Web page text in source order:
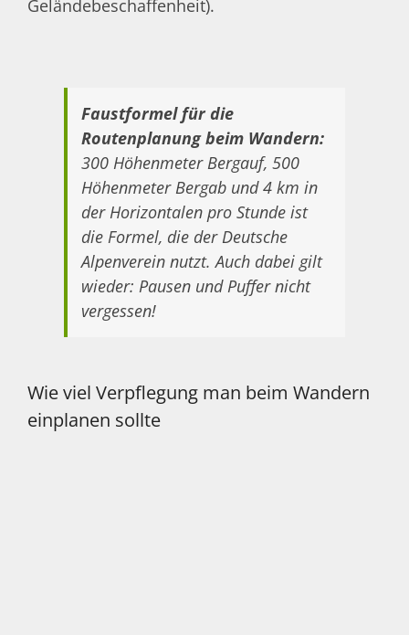
Geländebeschaffenheit).
Faustformel für die
Routenplanung beim Wandern:
300 Höhenmeter Bergauf, 500
Höhenmeter Bergab und 4 km in
der Horizontalen pro Stunde ist
die Formel, die der Deutsche
Alpenverein nutzt. Auch dabei gilt
wieder: Pausen und Puffer nicht
vergessen!
Wie viel Verpflegung man beim Wandern
einplanen sollte